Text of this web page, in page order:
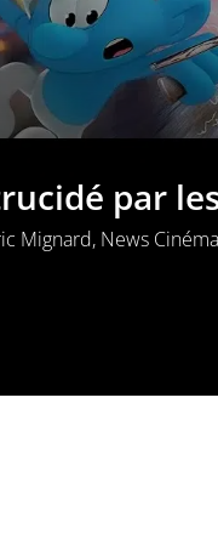
par
Mignard, News Cinéma